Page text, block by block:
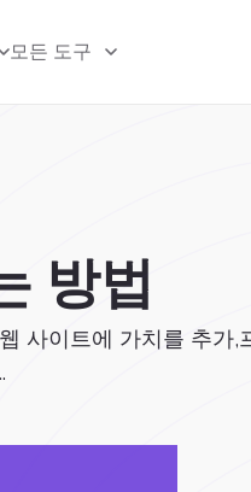
모든 도구
방법
사이트에 가치를 추가